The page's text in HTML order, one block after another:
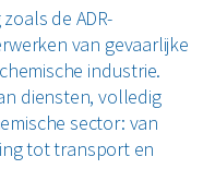
de ADR-
van gevaarlijke
industrie.
diensten, volledig
sector: van
tot transport en